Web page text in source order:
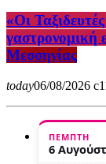
«Οι
γαστρονομική
Μεσσηνίας
today06/08/2026
ΠΈΜΠΤΗ
6